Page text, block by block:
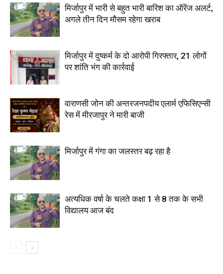
मिर्जापुर में भारी से बहुत भारी बारिश का ऑरेंज अलर्ट,
अगले तीन दिन मौसम रहेगा खराब
मिर्जापुर में दुष्कर्म के दो आरोपी गिरफ्तार, 21 लोगों
पर शांति भंग की कार्रवाई
वाराणसी जोन की अन्तरजनपदीय एलार्म एफिसिएन्सी
रेस में मीरजापुर ने मारी बाजी
मिर्जापुर में गंगा का जलस्तर बढ़ रहा है
अत्यधिक वर्षा के चलते कक्षा 1 से 8 तक के सभी
विद्यालय आज बंद